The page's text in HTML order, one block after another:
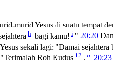
murid Yesus di suatu tempat
h bagi kamu! i " 20:20
sekali lagi: "Damai sejahtera
"Terimalah Roh Kudus 12 . o 20:23